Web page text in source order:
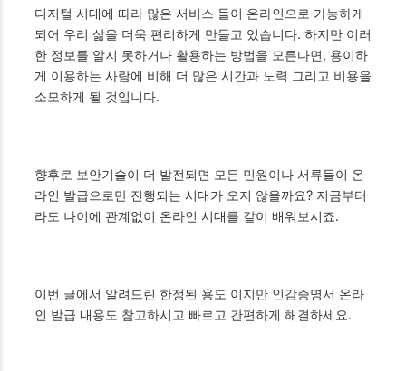
디지털 시대에 따라 많은 서비스 들이 온라인으로 가능하게
되어 우리 삶을 더욱 편리하게 만들고 있습니다. 하지만 이러
한 정보를 알지 못하거나 활용하는 방법을 모른다면, 용이하
게 이용하는 사람에 비해 더 많은 시간과 노력 그리고 비용을
소모하게 될 것입니다.
향후로 보안기술이 더 발전되면 모든 민원이나 서류들이 온
라인 발급으로만 진행되는 시대가 오지 않을까요? 지금부터
라도 나이에 관계없이 온라인 시대를 같이 배워보시죠.
이번 글에서 알려드린 한정된 용도 이지만 인감증명서 온라
인 발급 내용도 참고하시고 빠르고 간편하게 해결하세요.